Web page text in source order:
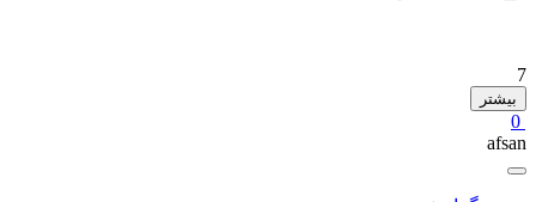
7
بیشتر
0
afsan